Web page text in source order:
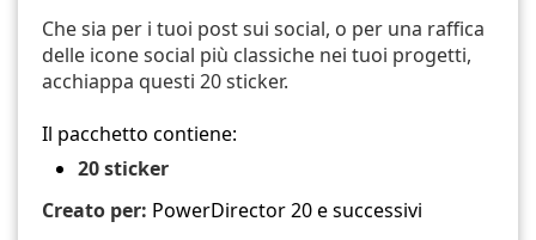
Che sia per i tuoi post sui social, o per una raffica
delle icone social più classiche nei tuoi progetti,
acchiappa questi 20 sticker.
Il pacchetto contiene:
20 sticker
Creato per: PowerDirector 20 e successivi